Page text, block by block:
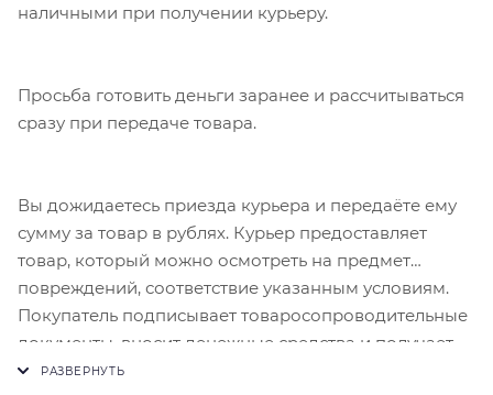
наличными при получении курьеру.
Просьба готовить деньги заранее и рассчитываться
сразу при передаче товара.
Вы дожидаетесь приезда курьера и передаёте ему
сумму за товар в рублях. Курьер предоставляет
товар, который можно осмотреть на предмет
повреждений, соответствие указанным условиям.
Покупатель подписывает товаросопроводительные
документы, вносит денежные средства и получает
чек.